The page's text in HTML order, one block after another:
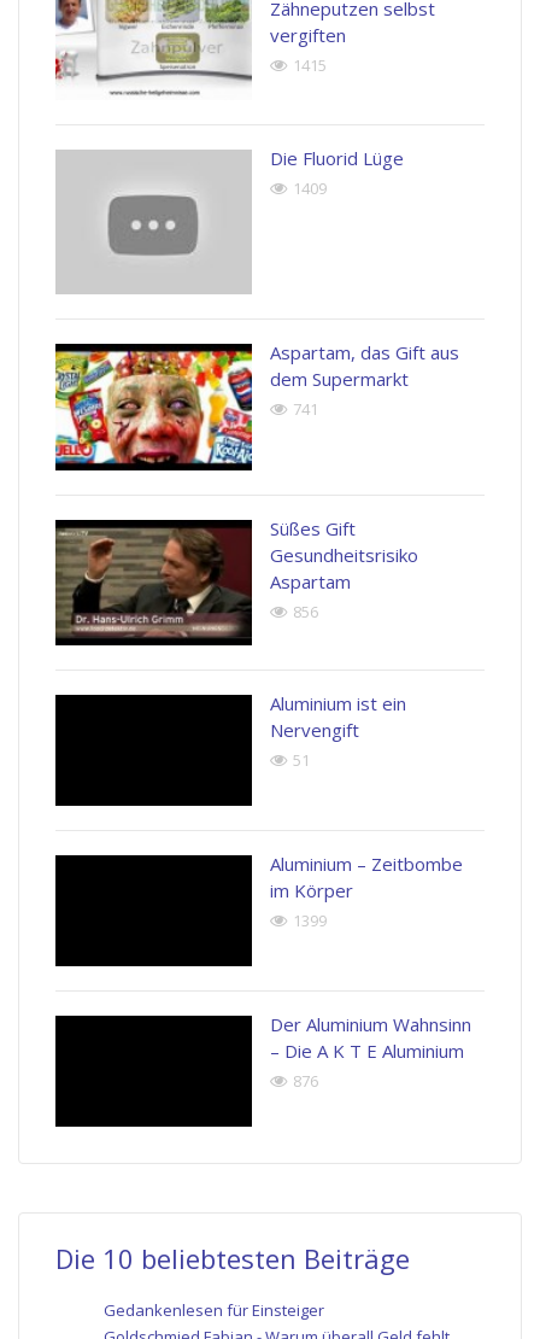
Zähneputzen selbst
vergiften
1415
Die Fluorid Lüge
1409
Aspartam, das Gift aus
dem Supermarkt
741
Süßes Gift
Gesundheitsrisiko
Aspartam
856
Aluminium ist ein
Nervengift
51
Aluminium – Zeitbombe
im Körper
1399
Der Aluminium Wahnsinn
– Die A K T E Aluminium
876
Die 10 beliebtesten Beiträge
Gedankenlesen für Einsteiger